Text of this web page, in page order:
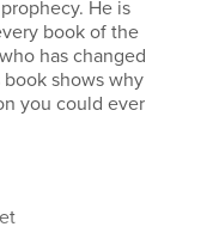
He is
book of the
has changed
shows why
you could ever